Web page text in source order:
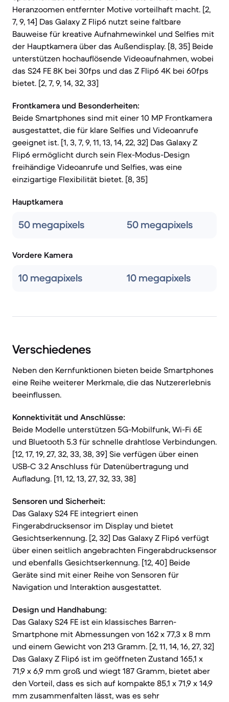
Heranzoomen entfernter Motive vorteilhaft macht. [2,
7, 9, 14] Das Galaxy Z Flip6 nutzt seine faltbare
Bauweise für kreative Aufnahmewinkel und Selfies mit
der Hauptkamera über das Außendisplay. [8, 35] Beide
unterstützen hochauflösende Videoaufnahmen, wobei
das S24 FE 8K bei 30fps und das Z Flip6 4K bei 60fps
bietet. [2, 7, 9, 14, 32, 33]
Frontkamera und Besonderheiten:
Beide Smartphones sind mit einer 10 MP Frontkamera
ausgestattet, die für klare Selfies und Videoanrufe
geeignet ist. [1, 3, 7, 9, 11, 13, 14, 22, 32] Das Galaxy Z
Flip6 ermöglicht durch sein Flex-Modus-Design
freihändige Videoanrufe und Selfies, was eine
einzigartige Flexibilität bietet. [8, 35]
Hauptkamera
50 megapixels 50 megapixels
Vordere Kamera
10 megapixels 10 megapixels
Verschiedenes
Neben den Kernfunktionen bieten beide Smartphones
eine Reihe weiterer Merkmale, die das Nutzererlebnis
beeinflussen.
Konnektivität und Anschlüsse:
Beide Modelle unterstützen 5G-Mobilfunk, Wi-Fi 6E
und Bluetooth 5.3 für schnelle drahtlose Verbindungen.
[12, 17, 19, 27, 32, 33, 38, 39] Sie verfügen über einen
USB-C 3.2 Anschluss für Datenübertragung und
Aufladung. [11, 12, 13, 27, 32, 33, 38]
Sensoren und Sicherheit:
Das Galaxy S24 FE integriert einen
Fingerabdrucksensor im Display und bietet
Gesichtserkennung. [2, 32] Das Galaxy Z Flip6 verfügt
über einen seitlich angebrachten Fingerabdrucksensor
und ebenfalls Gesichtserkennung. [12, 40] Beide
Geräte sind mit einer Reihe von Sensoren für
Navigation und Interaktion ausgestattet.
Design und Handhabung:
Das Galaxy S24 FE ist ein klassisches Barren-
Smartphone mit Abmessungen von 162 x 77,3 x 8 mm
und einem Gewicht von 213 Gramm. [2, 11, 14, 16, 27, 32]
Das Galaxy Z Flip6 ist im geöffneten Zustand 165,1 x
71,9 x 6,9 mm groß und wiegt 187 Gramm, bietet aber
den Vorteil, dass es sich auf kompakte 85,1 x 71,9 x 14,9
mm zusammenfalten lässt, was es sehr